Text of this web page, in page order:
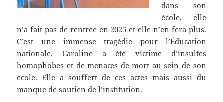
dans son
école, elle
n’a fait pas de rentrée en 2025 et elle n’en fera plus.
C’est une immense tragédie pour l’Éducation
nationale. Caroline a été victime d’insultes
homophobes et de menaces de mort au sein de son
école. Elle a souffert de ces actes mais aussi du
manque de soutien de l’institution.